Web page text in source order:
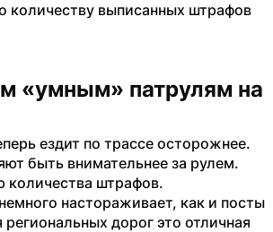
количеству выписанных штрафов
«умным» патрулям на
ездит по трассе осторожнее.
быть внимательнее за рулем.
количества штрафов.
настораживает, как и посты
дорог это отличная